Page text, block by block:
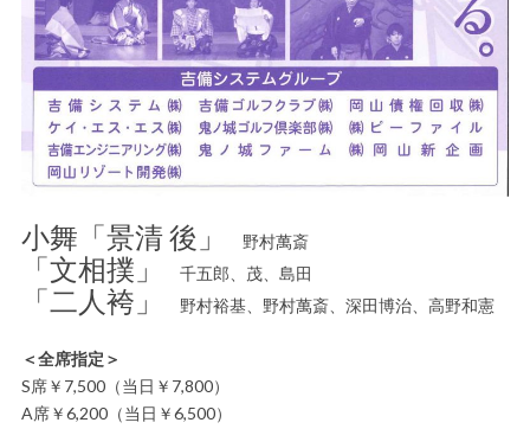
小舞「景清 後」 野村萬斎
「文相撲」 千五郎、茂、島田
「二人袴」 野村裕基、野村萬斎、深田博治、高野和憲
＜全席指定＞
S席￥7,500（当日￥7,800）
A席￥6,200（当日￥6,500）